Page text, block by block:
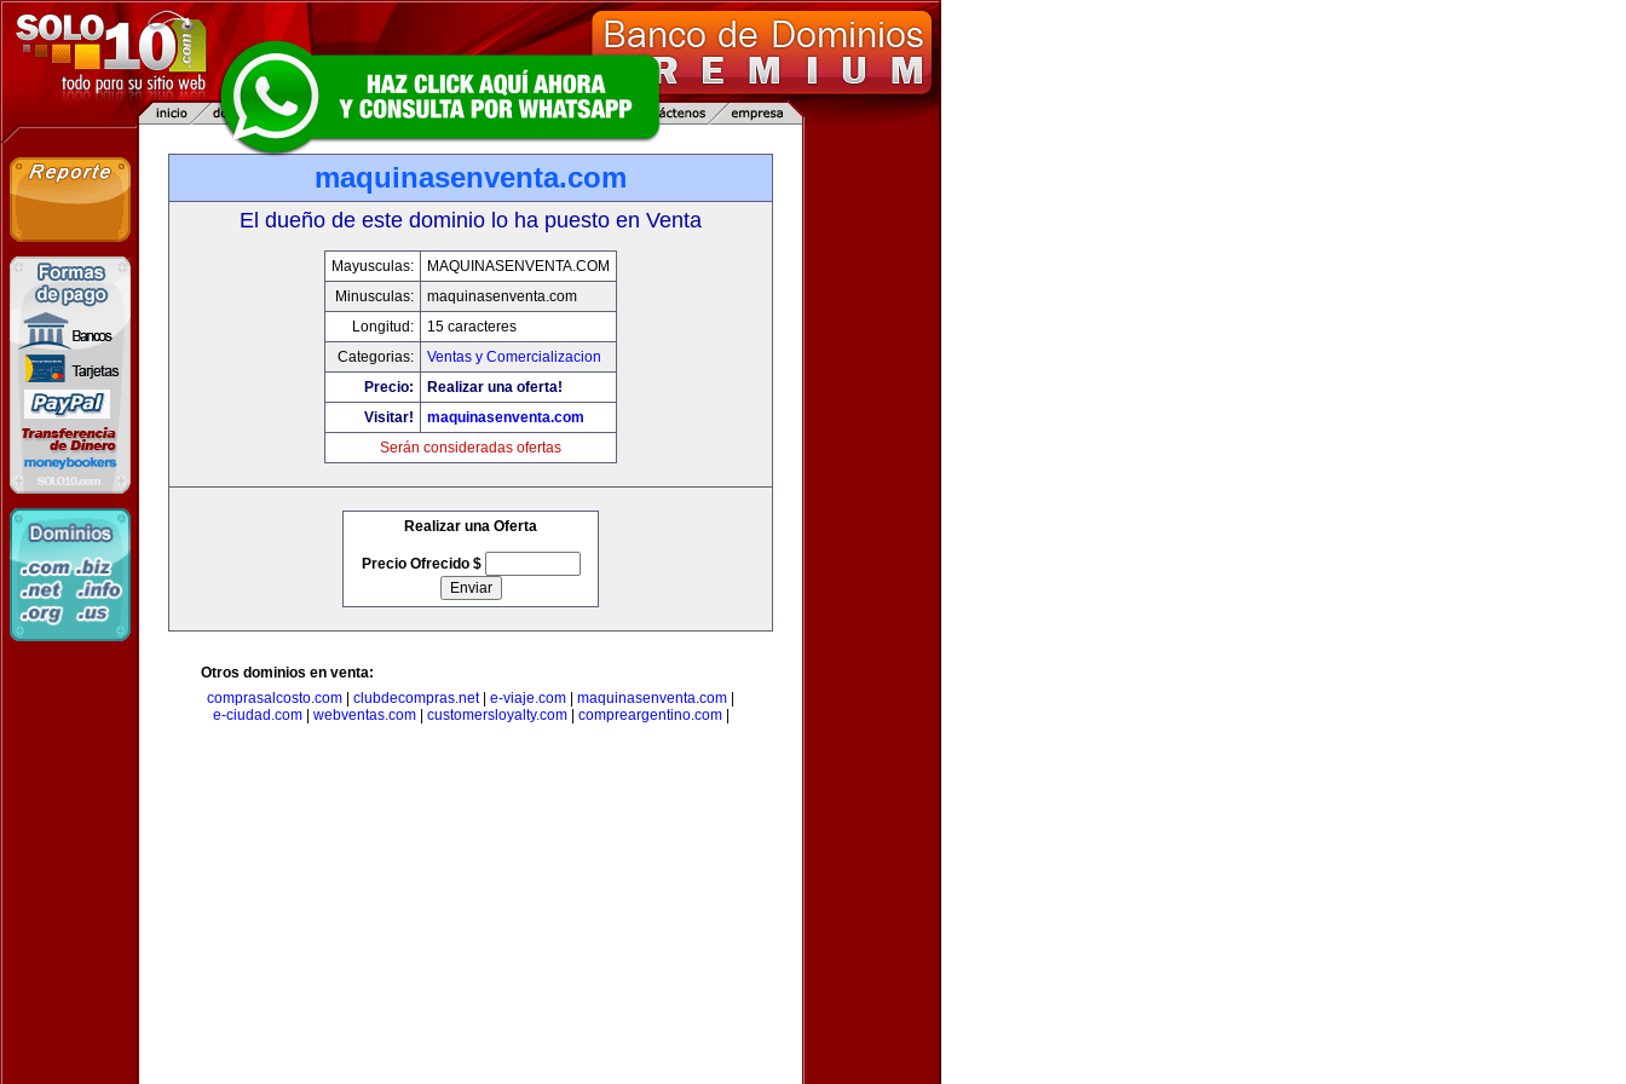
maquinasenventa.com
El dueño de este dominio lo ha puesto en Venta
Mayusculas:
MAQUINASENVENTA.COM
Minusculas:
maquinasenventa.com
Longitud:
15 caracteres
Categorias:
Ventas y Comercializacion
Precio:
Realizar una oferta!
Visitar!
maquinasenventa.com
Serán consideradas ofertas
Realizar una Oferta
Precio Ofrecido $
Otros dominios en venta:
comprasalcosto.com
clubdecompras.net| e-viaje.com maquinasenventa.com
e-ciudad.com| webventas.com| customersloyalty.com| compreargentino.com|